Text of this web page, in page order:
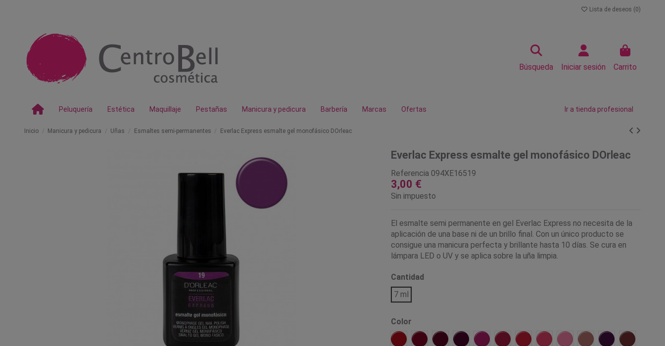
Lista de deseos (0)
Búsqueda Iniciar sesión Carrito
Peluquería Estética Maquillaje Pestañas Manicura y pedicura Barbería Marcas Ofertas Ir a tienda profesional
Inicio Manicura y pedicura Uñas Esmaltes semi-permanentes Everlac Express esmalte gel monofásico DOrleac
Everlac Express esmalte gel monofásico DOrleac
Referencia 094XE16519
3,00 €
Sin impuesto
El esmalte semi permanente en gel Everlac Express no necesita de la
aplicación de una base ni de un brillo final. Con un único producto se
consigue una manicura perfecta y brillante hasta 10 días. Se cura en
lámpara LED o UV y se aplica sobre la uña limpia.
Cantidad
7 ml
Color
01 Rojo 02 Cereza03 Burdeos
04 Rubí 05 Fucsia06 Frambuesa07 Rojo anaranjado
08 Coral perlado
09 Rosa nude10 Beige nude
11 Vino 12